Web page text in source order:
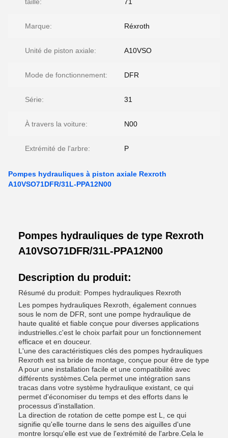
Marque: Réxroth
Unité de piston axiale: A10VSO
Mode de fonctionnement: DFR
Série: 31
À travers la voiture: N00
Extrémité de l'arbre: P
Pompes hydrauliques à piston axiale Rexroth
A10VSO71DFR/31L-PPA12N00
Pompes hydrauliques de type Rexroth
A10VSO71DFR/31L-PPA12N00
Description du produit:
Résumé du produit: Pompes hydrauliques Rexroth
Les pompes hydrauliques Rexroth, également connues
sous le nom de DFR, sont une pompe hydraulique de
haute qualité et fiable conçue pour diverses applications
industrielles.c'est le choix parfait pour un fonctionnement
efficace et en douceur.
L'une des caractéristiques clés des pompes hydrauliques
Rexroth est sa bride de montage, conçue pour être de type
A pour une installation facile et une compatibilité avec
différents systèmes.Cela permet une intégration sans
tracas dans votre système hydraulique existant, ce qui
permet d'économiser du temps et des efforts dans le
processus d'installation.
La direction de rotation de cette pompe est L, ce qui
signifie qu'elle tourne dans le sens des aiguilles d'une
montre lorsqu'elle est vue de l'extrémité de l'arbre.Cela le